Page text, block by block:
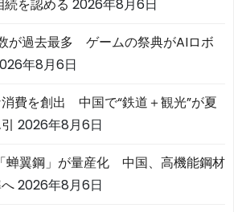
を認める 2026年8月6日
が過去最多 ゲームの祭典がAIロボ
年8月6日
消費を創出 中国で“鉄道＋観光”が夏
2026年8月6日
蝉翼鋼」が量産化 中国、高機能鋼材
2026年8月6日